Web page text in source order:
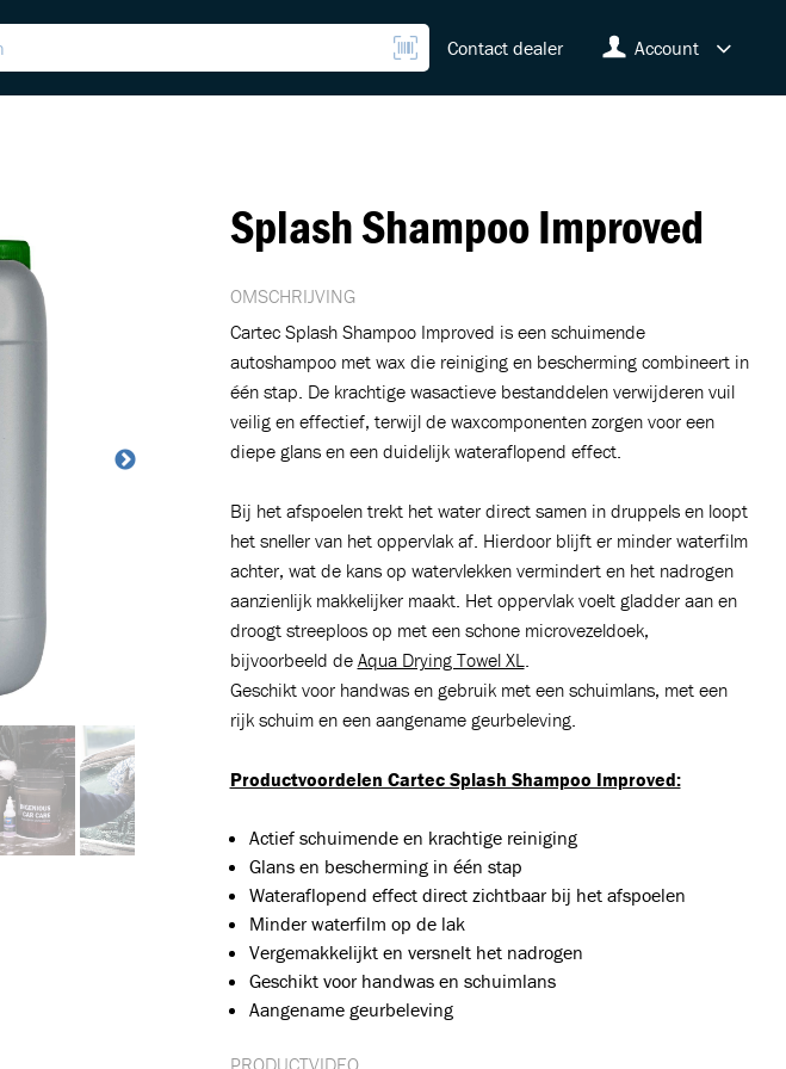
Contact dealer Account
Splash Shampoo Improved
OMSCHRIJVING
Cartec Splash Shampoo Improved is een schuimende
autoshampoo met wax die reiniging en bescherming combineert in
één stap. De krachtige wasactieve bestanddelen verwijderen vuil
veilig en effectief, terwijl de waxcomponenten zorgen voor een
diepe glans en een duidelijk wateraflopend effect.
Bij het afspoelen trekt het water direct samen in druppels en loopt
het sneller van het oppervlak af. Hierdoor blijft er minder waterfilm
achter, wat de kans op watervlekken vermindert en het nadrogen
aanzienlijk makkelijker maakt. Het oppervlak voelt gladder aan en
droogt streeploos op met een schone microvezeldoek,
bijvoorbeeld de Aqua Drying Towel XL.
Geschikt voor handwas en gebruik met een schuimlans, met een
rijk schuim en een aangename geurbeleving.
Productvoordelen Cartec Splash Shampoo Improved:
Actief schuimende en krachtige reiniging
Glans en bescherming in één stap
Wateraflopend effect direct zichtbaar bij het afspoelen
Minder waterfilm op de lak
Vergemakkelijkt en versnelt het nadrogen
Geschikt voor handwas en schuimlans
Aangename geurbeleving
PRODUCTVIDEO